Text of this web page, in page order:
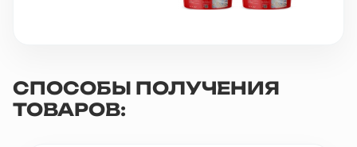
СПОСОБЫ ПОЛУЧЕНИЯ
ТОВАРОВ: